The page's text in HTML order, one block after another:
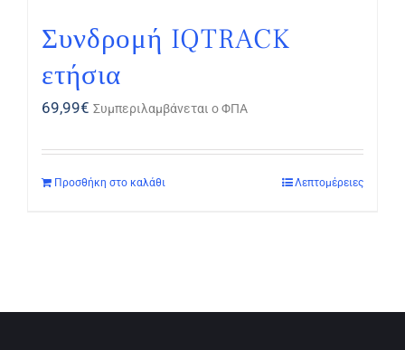
Συνδρομή IQTRACK
ετήσια
69,99€ Συμπεριλαμβάνεται ο ΦΠΑ
Προσθήκη στο καλάθι Λεπτομέρειες